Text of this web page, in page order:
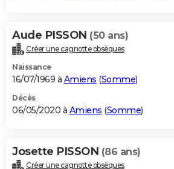
Aude PISSON (50 ans)
Créer une cagnotte obsèques
Naissance
16/07/1969 à Amiens (Somme)
Décès
06/05/2020 à Amiens (Somme)
Josette PISSON (86 ans)
Créer une cagnotte obsèques